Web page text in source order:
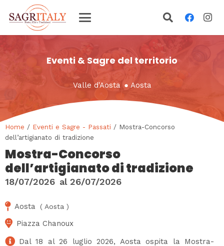
Eventi & Sagre del territorio
Valle d'Aosta ● Aosta
Home / Eventi e Sagre - Passati / Mostra-Concorso
dell’artigianato di tradizione
Mostra-Concorso
dell’artigianato di tradizione
18/07/2026 al 26/07/2026
Aosta ( Aosta )
Piazza Chanoux
Dal 18 al 26 luglio 2026, Aosta ospita la Mostra-